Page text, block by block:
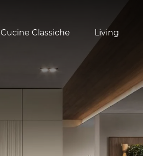
Cucine Classiche Living